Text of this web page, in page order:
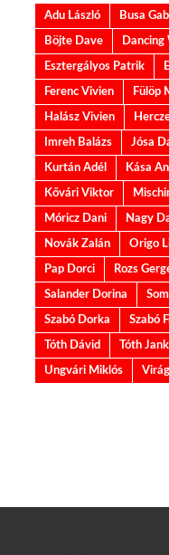
Adu László Busa
Böjte Dave
Dancing
Esztergályos Patrik
Ferenc Vivien
Fülöp
Halász Vivien
Imreh Balázs
Jósa
Kurtán Adél
Kása
Kővári Viktor
Móricz Dani
Nagy
Novák Zalán
Origo
Pap Dorci
Rozs
Salander Dorina
Szabó Dorka
Szabó
Tóth Dávid
Tóth
Ungvári Miklós